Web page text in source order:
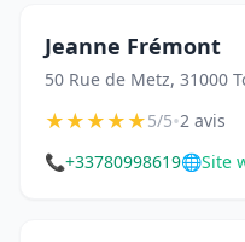
Jeanne Frémont
50 Rue de Metz, 31000
★★★★★5/5•2 avis
📞+33780998619🌐Site